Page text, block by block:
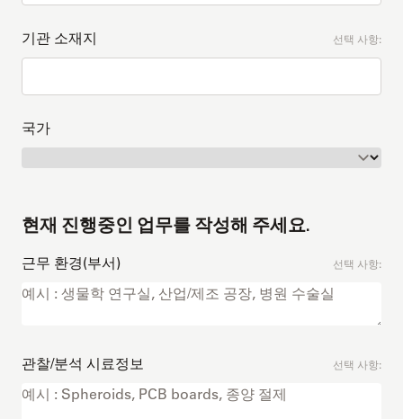
기관 소재지 선택 사항:
국가
현재 진행중인 업무를 작성해 주세요.
근무 환경(부서) 선택 사항:
관찰/분석 시료정보 선택 사항: